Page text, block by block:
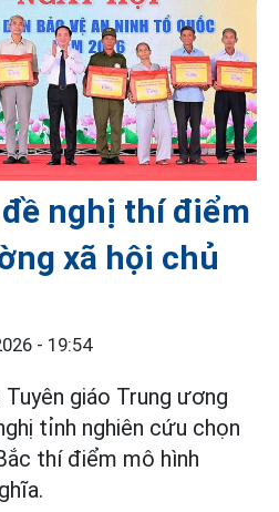
nghị thí điểm
xã hội chủ
- 19:54
giáo Trung ương
tỉnh nghiên cứu chọn
thí điểm mô hình